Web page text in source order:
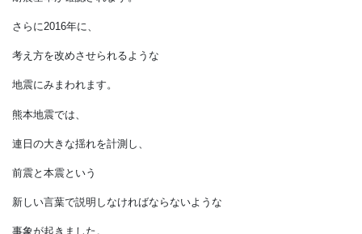
基準の1.25倍の強さがあれば
耐震等級2で、
1.5倍の強さを耐震等級3